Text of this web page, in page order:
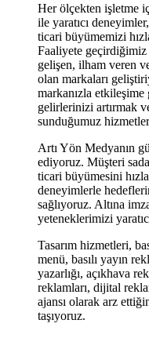
Her ölçekten işletme
ile yaratıcı
ticari büyümemizi
Faaliyete
gelişen, ilham veren
olan markaları
markanızla
gelirlerinizi artırmak
sunduğumuz
Artı Yön Medyanın
ediyoruz. Müşteri
ticari büyümesini
deneyimlerle
sağlıyoruz. Altına
yeteneklerimizi
Tasarım hizmetleri,
menü, basılı yayın
yazarlığı, açıkhava
reklamları, dijital
ajansı olarak arz
taşıyoruz.